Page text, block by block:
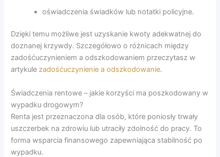
oświadczenia świadków lub notatki policyjne.
Dzięki temu możliwe jest uzyskanie kwoty adekwatnej do
doznanej krzywdy. Szczegółowo o różnicach między
zadośćuczynieniem a odszkodowaniem przeczytasz w
artykulezadośćuczynienie a odszkodowanie.
Świadczenia rentowe – jakie korzyści ma poszkodowany w
wypadku drogowym?
Renta jest przeznaczona dla osób, które poniosły trwały
uszczerbek na zdrowiu lub utraciły zdolność do pracy. To
forma wsparcia finansowego zapewniająca stabilność po
wypadku.